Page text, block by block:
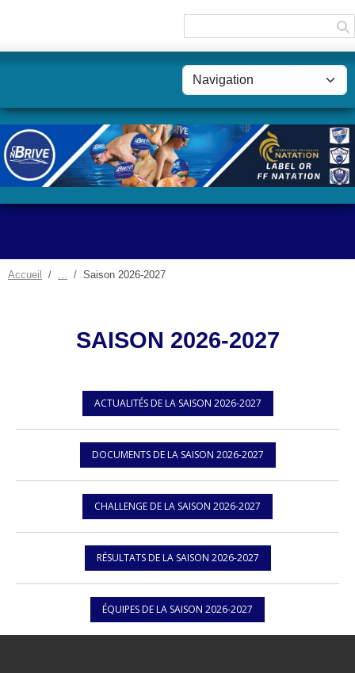
Accueil Saison 2026-2027
SAISON 2026-2027
ACTUALITÉS DE LA SAISON 2026-2027
DOCUMENTS DE LA SAISON 2026-2027
CHALLENGE DE LA SAISON 2026-2027
RÉSULTATS DE LA SAISON 2026-2027
ÉQUIPES DE LA SAISON 2026-2027